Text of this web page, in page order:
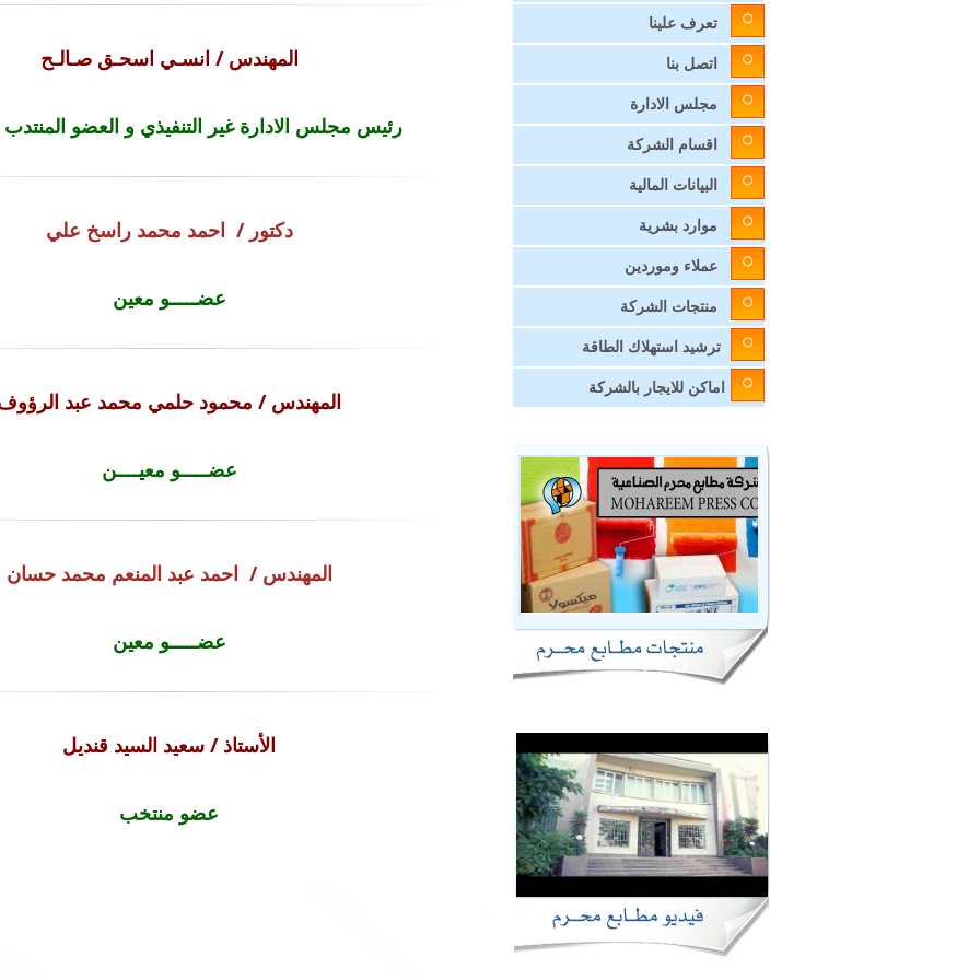
تعرف علينا
اتصل بنا
مجلس الادارة
اقسام الشركة
البيانات المالية
موارد بشرية
عملاء وموردين
منتجات الشركة
ترشيد استهلاك الطاقة
اماكن للايجار بالشركة
المهندس / انسـي اسحـق صـالـح
رئيس مجلس الادارة غير التنفيذي و العضو المنتدب
دكتور / احمد محمد راسخ علي
عضـــــو معين
المهندس / محمود حلمي محمد عبد
عضـــــو معيــــن
المهندس / احمد عبد المنعم محمد حسان
عضـــــو معين
الأستاذ / سعيد السيد قنديل
عضو منتخب